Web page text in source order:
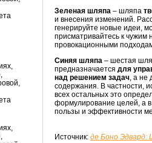
Зеленая шляпа – шляпа
и внесения изменений.
генерируйте новые идеи,
присматривайтесь к чужим
провокационными
Синяя шляпа – шестая
предназначается для
над решением задач, а не
содержания. В частности,
всех остальных это
формулирование целей, а
пользы и эффективности
Источник: де Боно Эдвард: